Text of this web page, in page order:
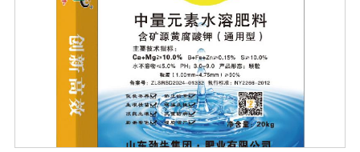
330 mOsmol/kg。谷氨酰胺和葡萄糖哺乳动物细胞培养过
程中过量代谢谷氨酰胺和葡萄糖会导致产生过量的铵盐和
乳酸盐，这些代谢产物的积累通常是受抑制的。